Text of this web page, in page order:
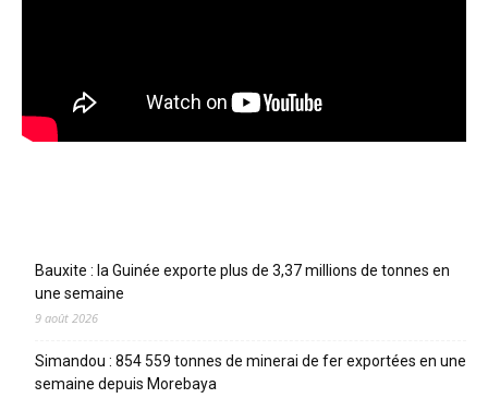
Bauxite : la Guinée exporte plus de 3,37 millions de tonnes en
une semaine
9 août 2026
Simandou : 854 559 tonnes de minerai de fer exportées en une
semaine depuis Morebaya